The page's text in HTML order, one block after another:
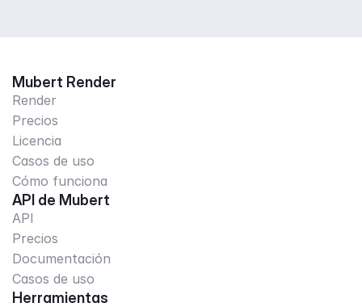
Mubert Render
Render
Precios
Licencia
Casos de uso
Cómo funciona
API de Mubert
API
Precios
Documentación
Casos de uso
Herramientas